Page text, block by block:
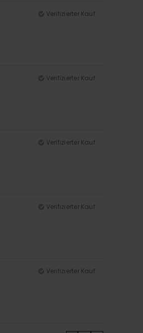
Verifizierter Kauf
Verifizierter Kauf
Verifizierter Kauf
Verifizierter Kauf
Verifizierter Kauf